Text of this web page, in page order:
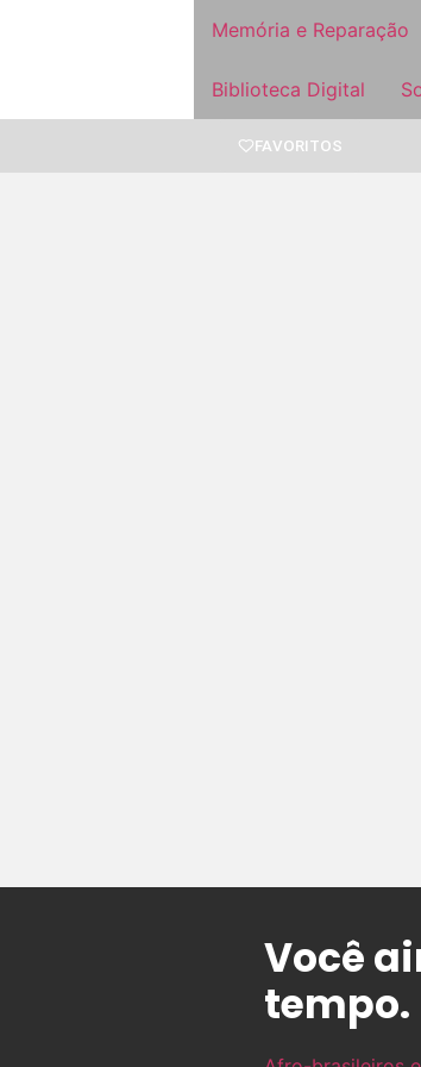
Memória e Reparação
Biblioteca Digital
FAVORITOS
Você
tempo.